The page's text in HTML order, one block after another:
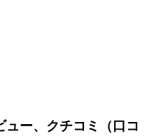
ー、クチコミ（口コ